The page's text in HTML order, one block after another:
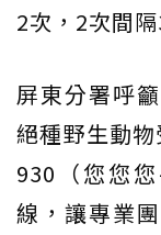
2次，2次間隔
屏東分署呼
絕種野生動
930（您您
線，讓專業